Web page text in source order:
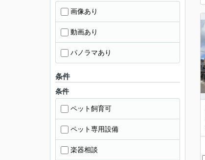
画像あり
動画あり
パノラマあり
条件
条件
ペット飼育可
ペット専用設備
楽器相談